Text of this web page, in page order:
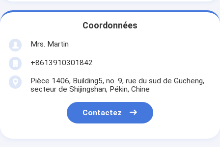
Coordonnées
Mrs. Martin
+8613910301842
Pièce 1406, Building5, no. 9, rue du sud de Gucheng,
secteur de Shijingshan, Pékin, Chine
Contactez